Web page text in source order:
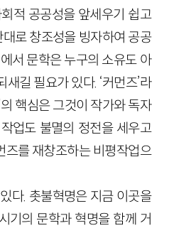
적 공공성을 앞세우기 쉽고
로 창조성을 빙자하여 공공
서 문학은 누구의 소유도 아
길 필요가 있다. ‘커먼즈’라
핵심은 그것이 작가와 독자
업도 불멸의 정전을 세우고
즈를 재창조하는 비평작업으
다. 촛불혁명은 지금 이곳을
기의 문학과 혁명을 함께 거